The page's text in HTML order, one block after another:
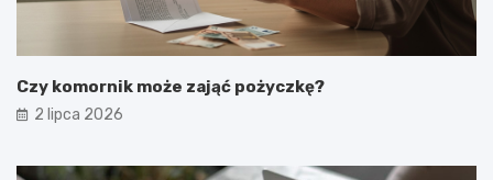
Czy komornik może zająć pożyczkę?
2 lipca 2026